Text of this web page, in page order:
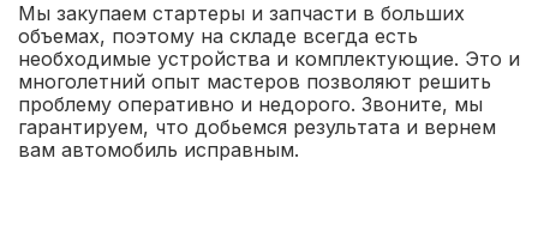
Мы закупаем стартеры и запчасти в больших
объемах, поэтому на складе всегда есть
необходимые устройства и комплектующие. Это и
многолетний опыт мастеров позволяют решить
проблему оперативно и недорого. Звоните, мы
гарантируем, что добьемся результата и вернем
вам автомобиль исправным.